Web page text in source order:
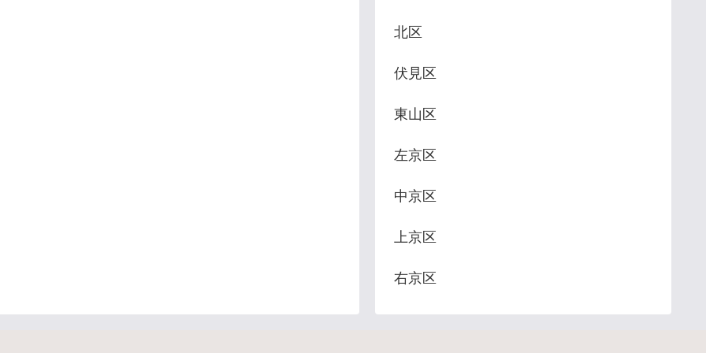
北区
伏見区
東山区
左京区
中京区
上京区
右京区